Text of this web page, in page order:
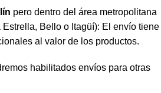
pero dentro del área metropolitana
Bello o Itagüí): El envío tiene
al valor de los productos.
habilitados envíos para otras